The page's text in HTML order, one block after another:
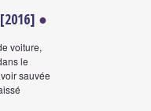
●
voiture,
le
sauvée